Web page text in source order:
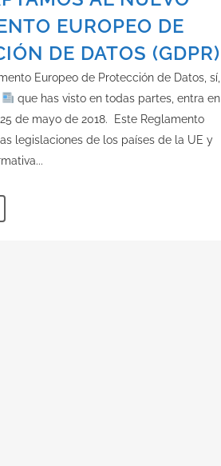
EUROPEO DE
DE DATOS (GDPR)
Europeo de Protección de Datos, sí,
que has visto en todas partes, entra en
de mayo de 2018. Este Reglamento
legislaciones de los países de la UE y